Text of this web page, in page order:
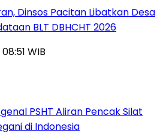
Dinsos Pacitan Libatkan Desa
BLT DBHCHT 2026
WIB
PSHT Aliran Pencak Silat
di Indonesia